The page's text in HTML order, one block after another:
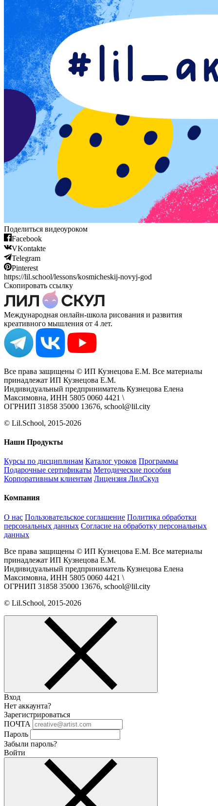
Поделиться видеоуроком
Facebook
VKontakte
Telegram
Pinterest
https://lil.school/lessons/kosmicheskij-novyj-god
Скопировать ссылку
Международная онлайн-школа рисования и развития
креативного мышления от 4 лет.
Все права защищены © ИП Кузнецова Е.М. Все материалы
принадлежат ИП Кузнецова Е.М.
Индивидуальный предприниматель Кузнецова Елена
Максимовна, ИНН 5805 0060 4421 \
ОГРНИП 31858 35000 13676, school@lil.city
© Lil.School, 2015‐2026
Наши Продукты
Курсы по дисциплинам Каталог уроков Программы
Подарочные сертификаты Методические пособия
Корпоративным клиентам Лицензия ЛилСкул
Компания
О нас Пользовательское соглашение Политика обработки
персональных данных Согласие на обработку персональных
данных
Все права защищены © ИП Кузнецова Е.М. Все материалы
принадлежат ИП Кузнецова Е.М.
Индивидуальный предприниматель Кузнецова Елена
Максимовна, ИНН 5805 0060 4421 \
ОГРНИП 31858 35000 13676, school@lil.city
© Lil.School, 2015‐2026
Вход
Нет аккаунта?
Зарегистрироваться
ПОЧТА
Пароль
Забыли пароль?
Войти